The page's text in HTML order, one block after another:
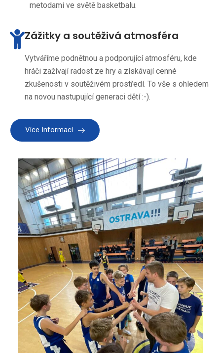
metodami ve světě basketbalu.
Zážitky a soutěživá atmosféra
Vytváříme podnětnou a podporující atmosféru, kde
hráči zažívají radost ze hry a získávají cenné
zkušenosti v soutěživém prostředí. To vše s ohledem
na novou nastupující generaci dětí :-).
Více Informací